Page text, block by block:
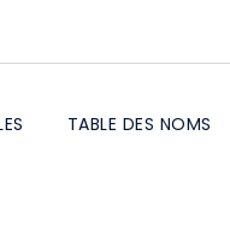
TABLE DES NOMS